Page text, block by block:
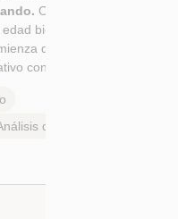
Observa cómo
biológica
de nuevo: Más
con cada paso.
de tendencias